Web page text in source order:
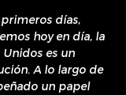
días,
hoy en día, la
Unidos es un
A lo largo de
un papel